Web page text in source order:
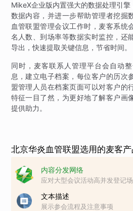
MikeX企业版内置强大的数据处理引
数据内容，并进一步帮助管理者挖掘
血管联盟管理会议工作时，麦客系统
名人数、到场率等数据实时监控，还
导出，快速提取关键信息，节省时间。
同时，麦客联系人管理平台会自动
息，建立电子档案，每位客户的历次
盟管理人员在档案页面可以对客户的
特征一目了然，为更好地了解客户画
提供助力。
北京华炎血管联盟选用的麦客产
内容分发网络
应对大型会议活动高并发登记
文本描述
展示参会流程及注意事项